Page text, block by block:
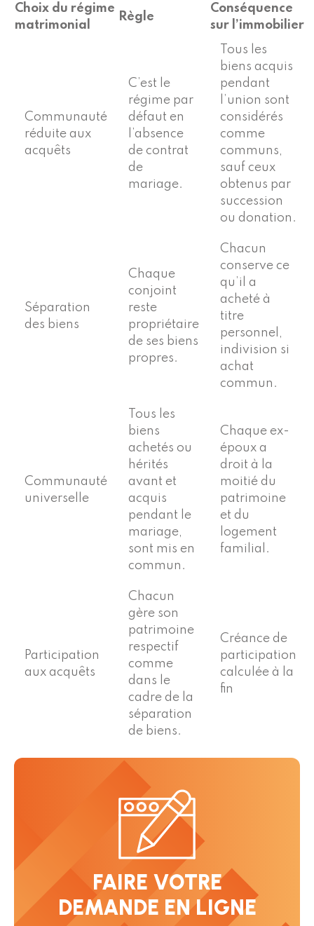
Choix du régime
matrimonial
Règle
Conséquence
sur l’immobilier
Communauté
réduite aux
acquêts
C’est le
régime par
défaut en
l’absence
de contrat
de
mariage.
Tous les
biens acquis
pendant
l’union sont
considérés
comme
communs,
sauf ceux
obtenus par
succession
ou donation.
Séparation
des biens
Chaque
conjoint
reste
propriétaire
de ses biens
propres.
Chacun
conserve ce
qu’il a
acheté à
titre
personnel,
indivision si
achat
commun.
Communauté
universelle
Tous les
biens
achetés ou
hérités
avant et
acquis
pendant le
mariage,
sont mis en
commun.
Chaque ex-
époux a
droit à la
moitié du
patrimoine
et du
logement
familial.
Participation
aux acquêts
Chacun
gère son
patrimoine
respectif
comme
dans le
cadre de la
séparation
de biens.
Créance de
participation
calculée à la
fin
FAIRE VOTRE
DEMANDE EN LIGNE